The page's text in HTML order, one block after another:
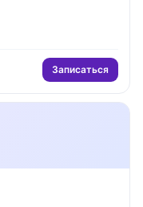
Записаться